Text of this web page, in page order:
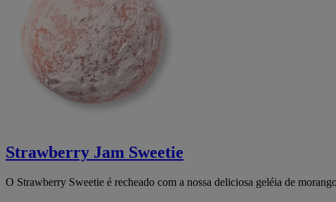
Strawberry Jam Sweetie
O Strawberry Sweetie é recheado com a nossa deliciosa geléia de